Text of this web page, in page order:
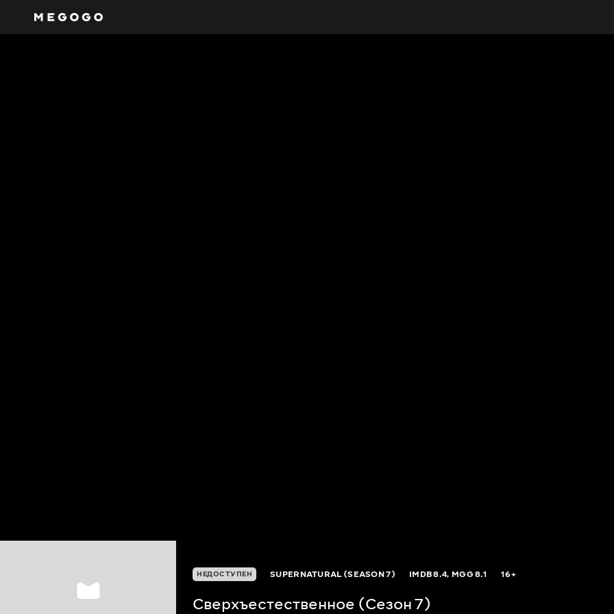
НЕДОСТУПЕН SUPERNATURAL (SEASON 7) IMDB8.4, MGG8.1 16+
Сверхъестественное (Сезон 7)